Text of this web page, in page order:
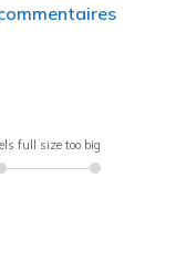
full size too big